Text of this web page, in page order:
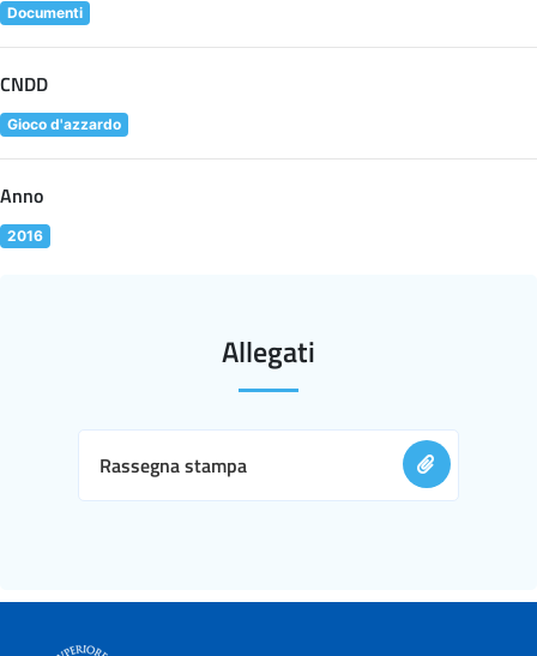
Documenti
CNDD
Gioco d'azzardo
Anno
2016
Allegati
Rassegna stampa